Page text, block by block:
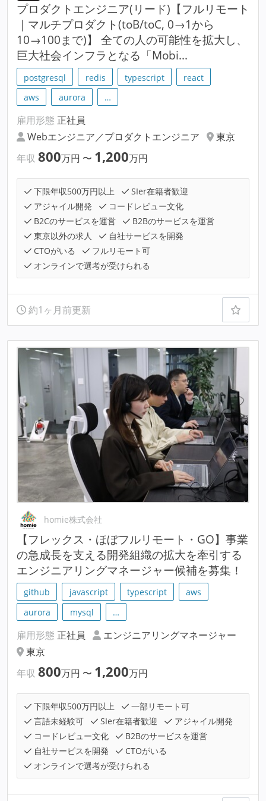
プロダクトエンジニア(リード)【フルリモート
｜マルチプロダクト(toB/toC, 0→1から
10→100まで)】 全ての人の可能性を拡大し、
巨大社会インフラとなる「Mobi...
postgresql redis typescript
react
aws
aurora …
雇用形態 正社員
Webエンジニア／プロダクトエンジニア
東京
年収 800万円 〜 1,200万円
下限年収500万円以上
SIer在籍者歓迎
アジャイル開発
コードレビュー文化
B2Cのサービスを運営
B2Bのサービスを運営
東京以外の求人
自社サービスを開発
CTOがいる
フルリモート可
オンラインで選考が受けられる
約1ヶ月前更新
homie株式会社
【フレックス・ほぼフルリモート・GO】事業
の急成長を支える開発組織の拡大を牽引する
エンジニアリングマネージャー候補を募集！
github javascript typescript
aws
aurora
mysql …
雇用形態 正社員
エンジニアリングマネージャー
東京
年収 800万円 〜 1,200万円
下限年収500万円以上
一部リモート可
言語未経験可
SIer在籍者歓迎
アジャイル開発
コードレビュー文化
B2Bのサービスを運営
自社サービスを開発
CTOがいる
オンラインで選考が受けられる